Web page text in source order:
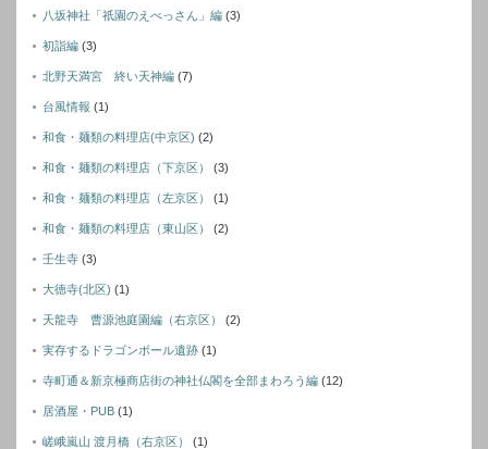
八坂神社「祇園のえべっさん」編 (3)
初詣編 (3)
北野天満宮 終い天神編 (7)
台風情報 (1)
和食・麺類の料理店(中京区) (2)
和食・麺類の料理店（下京区） (3)
和食・麺類の料理店（左京区） (1)
和食・麺類の料理店（東山区） (2)
壬生寺 (3)
大徳寺(北区) (1)
天龍寺 曹源池庭園編（右京区） (2)
実存するドラゴンボール遺跡 (1)
寺町通＆新京極商店街の神社仏閣を全部まわろう編 (12)
居酒屋・PUB (1)
嵯峨嵐山 渡月橋（右京区） (1)